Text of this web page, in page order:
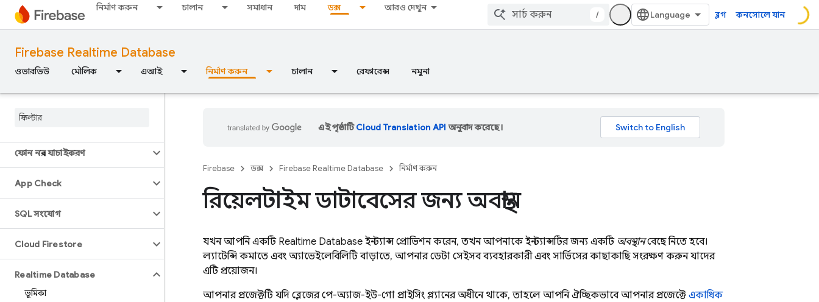
নির্মাণ করুন চালান সমাধান দাম ডক্স আরও দেখুন
/ ব্লগ কনসোলে যান
Firebase Realtime Database
ওভারভিউ মৌলিক এআই নির্মাণ করুন চালান রেফারেন্স নমুনা
এমুলেটর স্যুট
Authentication
ফোন নম্বর যাচাইকরণ
App Check
SQL সংযোগ
Cloud Firestore
Realtime Database
ভূমিকা
এই পৃষ্ঠাটিCloud Translation API অনুবাদ করেছে।
Firebase ডক্স Firebase Realtime Database নির্মাণ করুন
রিয়েলটাইম ডাটাবেসের জন্য অবস্থান
যখন আপনি একটি Realtime Database ইনস্ট্যান্স প্রোভিশন করেন, তখন আপনাকে ইনস্ট্যান্সটির জন্য একটি অবস্থানবেছে নিতে হবে।
ল্যাটেন্সি কমাতে এবং অ্যাভেইলেবিলিটি বাড়াতে, আপনার ডেটা সেইসব ব্যবহারকারী এবং সার্ভিসের কাছাকাছি সংরক্ষণ করুন যাদের
এটি প্রয়োজন।
আপনার প্রজেক্টটি যদি ব্লেজের পে-অ্যাজ-ইউ-গো প্রাইসিং প্ল্যানের অধীনে থাকে, তাহলে আপনি ঐচ্ছিকভাবে আপনার প্রজেক্টে একাধিক